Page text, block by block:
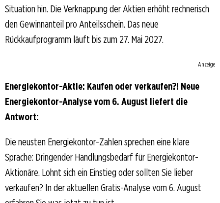
Situation hin. Die Verknappung der Aktien erhöht rechnerisch
den Gewinnanteil pro Anteilsschein. Das neue
Rückkaufprogramm läuft bis zum 27. Mai 2027.
Anzeige
Energiekontor-Aktie: Kaufen oder verkaufen?! Neue
Energiekontor-Analyse vom 6. August liefert die
Antwort:
Die neusten Energiekontor-Zahlen sprechen eine klare
Sprache: Dringender Handlungsbedarf für Energiekontor-
Aktionäre. Lohnt sich ein Einstieg oder sollten Sie lieber
verkaufen? In der aktuellen Gratis-Analyse vom 6. August